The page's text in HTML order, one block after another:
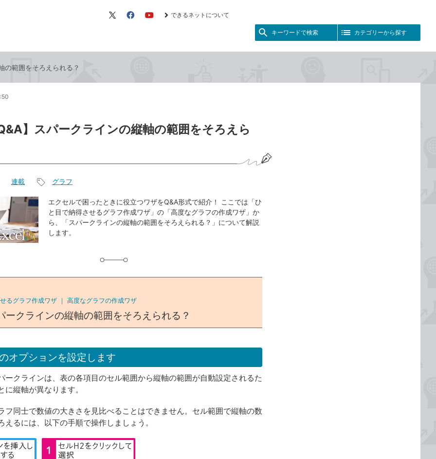
X（旧 FacebookYouTube
できるネットについて
キーワードで検索 カテゴリーから探す
の範囲をそろえられる？
】スパークラインの縦軸の範囲をそろえら
連載
事
タ
グ
グラフ
エクセルで困ったときに役立つワザをQ&A形式で紹介！ ここでは「ひ
と目で納得させるグラフ作成ワザ」の「高度なグラフの作成ワザ」か
ら、「スパークラインの縦軸の範囲をそろえられる？」について解説
します。
るグラフ作成ワザ ｜ 高度なグラフの作成ワザ
ークラインの縦軸の範囲をそろえられる？
オプションを設定します
ークラインは、表の各項目のセル範囲から縦軸の範囲が自動設定されるた
に縦軸が異なります。
フ同士で数値の大きさを見比べることはできません。セル範囲で縦軸の数
えるには、以下の手順で操作しましょう。